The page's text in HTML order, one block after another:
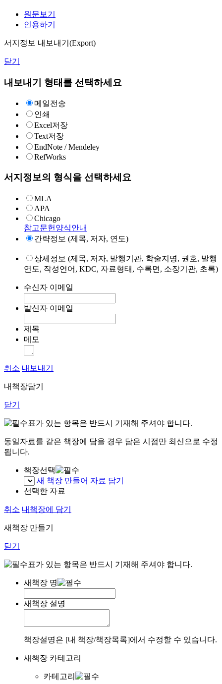
원문보기
인용하기
서지정보 내보내기(Export)
닫기
내보내기 형태를 선택하세요
메일전송
인쇄
Excel저장
Text저장
EndNote / Mendeley
RefWorks
서지정보의 형식을 선택하세요
MLA
APA
Chicago
참고문헌양식안내
간략정보 (제목, 저자, 연도)
상세정보 (제목, 저자, 발행기관, 학술지명, 권호, 발행
연도, 작성언어, KDC, 자료형태, 수록면, 소장기관, 초록)
수신자 이메일
발신자 이메일
제목
메모
취소 내보내기
내책장담기
닫기
표가 있는 항목은 반드시 기재해 주셔야 합니다.
동일자료를 같은 책장에 담을 경우 담은 시점만 최신으로 수정
됩니다.
책장선택
새 책장 만들어 자료 담기
선택한 자료
취소 내책장에 담기
새책장 만들기
닫기
표가 있는 항목은 반드시 기재해 주셔야 합니다.
새책장 명
새책장 설명
책장설명은 [내 책장/책장목록]에서 수정할 수 있습니다.
새책장 카테고리
카테고리